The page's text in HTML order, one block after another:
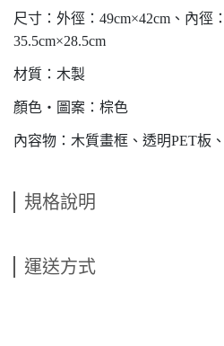
尺寸：外徑：49cm×42cm、內徑
35.5cm×28.5cm
材質：木製
顏色・圖案：棕色
內容物：木質畫框、透明PET板
規格說明
運送方式